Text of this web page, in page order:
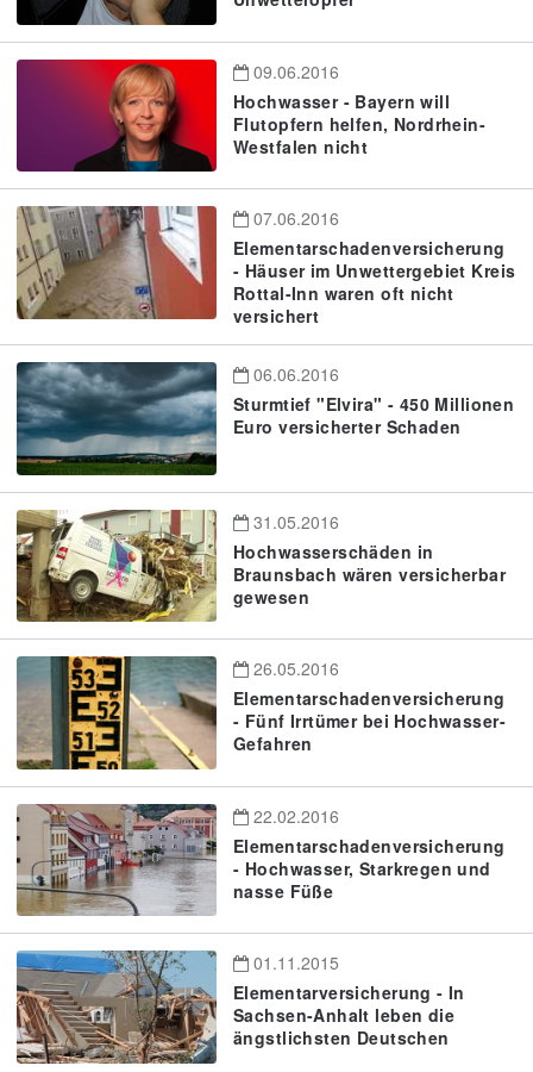
09.06.2016
Hochwasser - Bayern will
Flutopfern helfen, Nordrhein-
Westfalen nicht
07.06.2016
Elementarschadenversicherung
- Häuser im Unwettergebiet Kreis
Rottal-Inn waren oft nicht
versichert
06.06.2016
Sturmtief "Elvira" - 450 Millionen
Euro versicherter Schaden
31.05.2016
Hochwasserschäden in
Braunsbach wären versicherbar
gewesen
26.05.2016
Elementarschadenversicherung
- Fünf Irrtümer bei Hochwasser-
Gefahren
22.02.2016
Elementarschadenversicherung
- Hochwasser, Starkregen und
nasse Füße
01.11.2015
Elementarversicherung - In
Sachsen-Anhalt leben die
ängstlichsten Deutschen